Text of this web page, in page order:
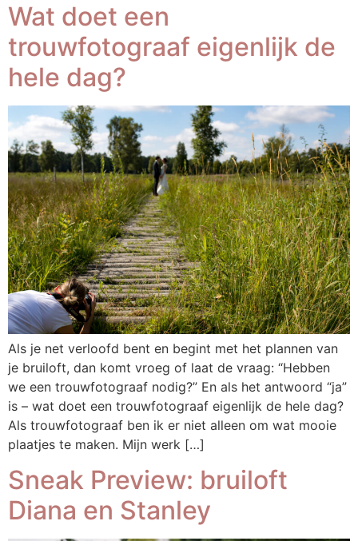
Wat doet een
trouwfotograaf eigenlijk de
hele dag?
Als je net verloofd bent en begint met het plannen van
je bruiloft, dan komt vroeg of laat de vraag: “Hebben
we een trouwfotograaf nodig?” En als het antwoord “ja”
is – wat doet een trouwfotograaf eigenlijk de hele dag?
Als trouwfotograaf ben ik er niet alleen om wat mooie
plaatjes te maken. Mijn werk […]
Sneak Preview: bruiloft
Diana en Stanley